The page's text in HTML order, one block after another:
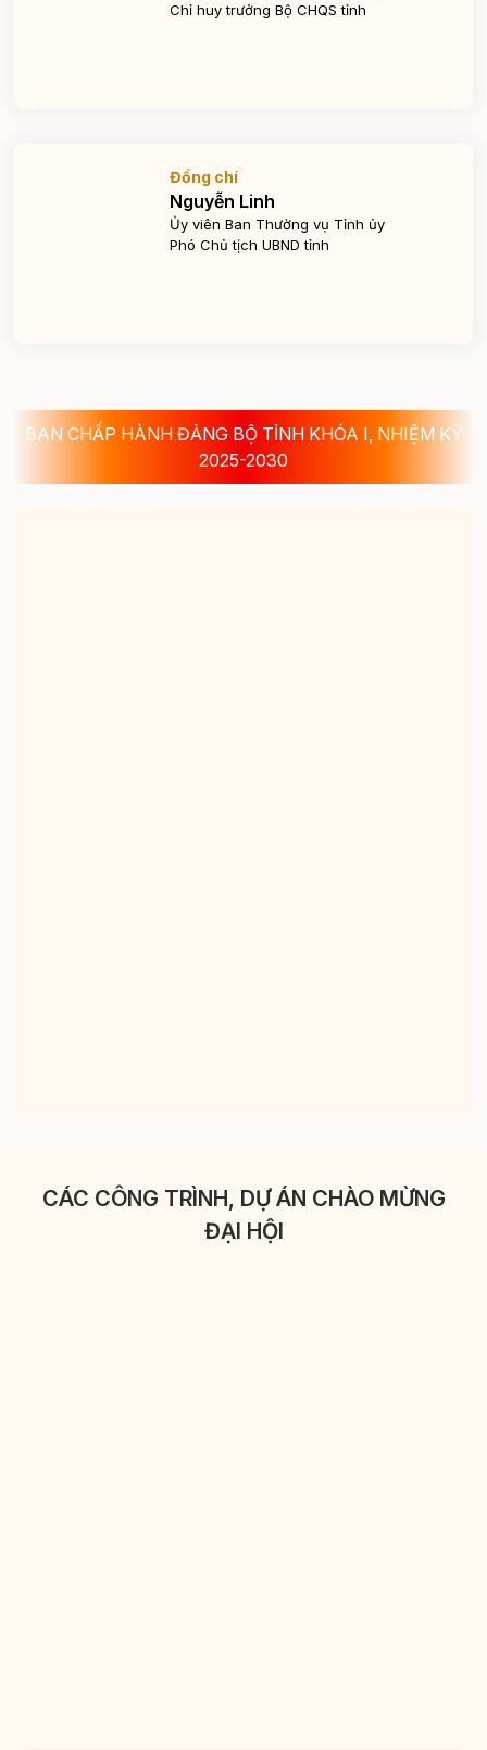
Chỉ huy trưởng Bộ CHQS tỉnh
Đồng chí
Nguyễn Linh
Ủy viên Ban Thường vụ Tỉnh ủy
Phó Chủ tịch UBND tỉnh
BAN CHẤP HÀNH ĐẢNG BỘ TỈNH KHÓA I, NHIỆM KỲ
2025-2030
CÁC CÔNG TRÌNH, DỰ ÁN CHÀO MỪNG
ĐẠI HỘI